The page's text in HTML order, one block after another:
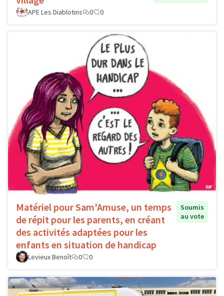
APE Les Diablotins
0 0
Matériel pour Sam'Amuse, un temps
de répit pour les parents, en créant
des activités adaptées pour les
enfants en situation de handicap
Soumis
au vote
Levieux Benoît 0 0